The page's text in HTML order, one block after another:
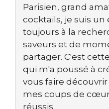
Parisien, grand
cocktails, je suis
toujours à la
saveurs et de
partager. C'est
qui m'a poussé à
vous faire
mes coups de
réussis.